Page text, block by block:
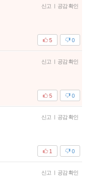
신고 | 공감 확인
0
5
신고 | 공감 확인
0
5
신고 | 공감 확인
0
1
신고 | 공감 확인